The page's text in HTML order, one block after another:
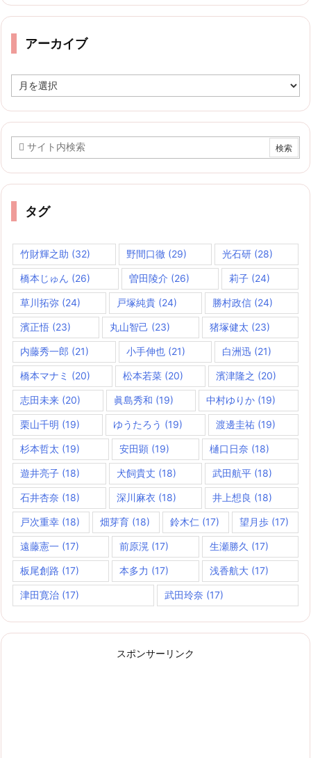
リ
アーカイブ
ー
イ
タグ
竹財輝之助 (32) 野間口徹(29) 光石研 (28)
橋本じゅん (26) 曽田陵介 (26) 莉子(24)
草川拓弥 (24) 戸塚純貴(24) 勝村政信 (24)
濱正悟 (23) 丸山智己 (23) 猪塚健太 (23)
内藤秀一郎 (21) 小手伸也(21) 白洲迅 (21)
橋本マナミ (20) 松本若菜 (20) 濱津隆之 (20)
志田未来 (20) 眞島秀和 (19) 中村ゆりか (19)
栗山千明 (19) ゆうたろう (19) 渡邊圭祐 (19)
杉本哲太 (19) 安田顕 (19) 樋口日奈 (18)
遊井亮子 (18) 犬飼貴丈 (18) 武田航平 (18)
石井杏奈 (18) 深川麻衣 (18) 井上想良 (18)
戸次重幸 (18) 畑芽育 (18) 鈴木仁 (17) 望月歩 (17)
遠藤憲一 (17) 前原滉 (17) 生瀬勝久 (17)
板尾創路 (17) 本多力 (17) 浅香航大(17)
津田寛治 (17) 武田玲奈 (17)
スポンサーリンク